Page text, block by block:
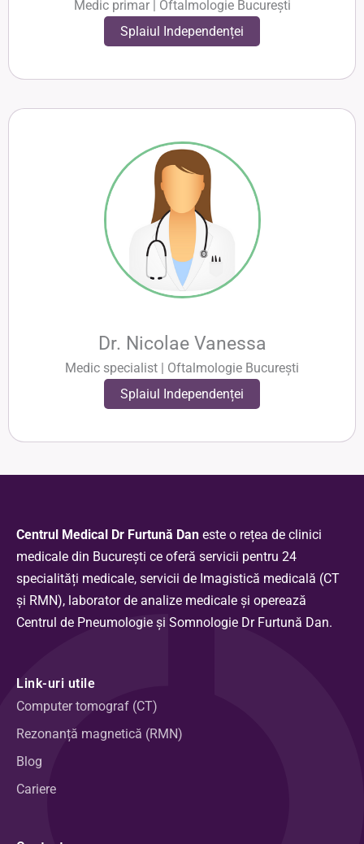
Medic primar | Oftalmologie București
Splaiul Independenței
Dr. Nicolae Vanessa
Medic specialist | Oftalmologie București
Splaiul Independenței
Centrul Medical Dr Furtună Dan este o rețea de clinici
medicale din București ce oferă servicii pentru 24
specialități medicale, servicii de Imagistică medicală (CT
și RMN), laborator de analize medicale și operează
Centrul de Pneumologie și Somnologie Dr Furtună Dan.
Link-uri utile
Computer tomograf (CT)
Rezonanță magnetică (RMN)
Blog
Cariere